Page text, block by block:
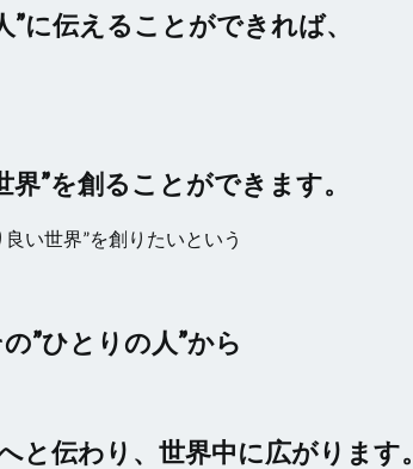
”に伝えることができれば、
界”を創ることができます。
良い世界”を創りたいという
”ひとりの人”から
と伝わり、世界中に広がります。